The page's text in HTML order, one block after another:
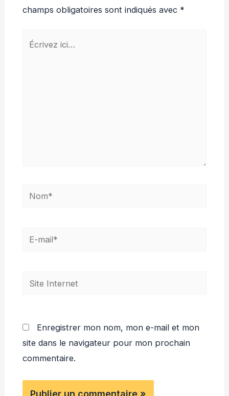
champs obligatoires sont indiqués avec *
Écrivez
Nom*
E-
Site
Enregistrer mon nom, mon e-mail et mon
site dans le navigateur pour mon prochain
commentaire.